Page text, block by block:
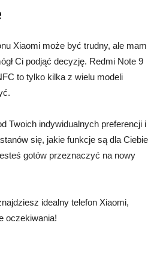
Xiaomi może być trudny, ale mam
Ci podjąć decyzję. Redmi Note 9
to tylko kilka z wielu modeli
Twoich indywidualnych preferencji i
się, jakie funkcje są dla Ciebie
gotów przeznaczyć na nowy
idealny telefon Xiaomi,
oczekiwania!